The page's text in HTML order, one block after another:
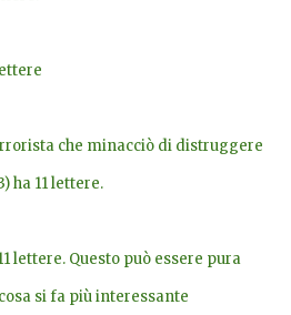
che minacciò di distruggere
ha 11 lettere.
lettere. Questo può essere pura
si fa più interessante